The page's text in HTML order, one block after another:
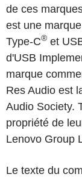
de ces
est une
Type-C® et
d'USB
marque
Res Audio est
Audio Society.
propriété de
Lenovo Group
Le texte du